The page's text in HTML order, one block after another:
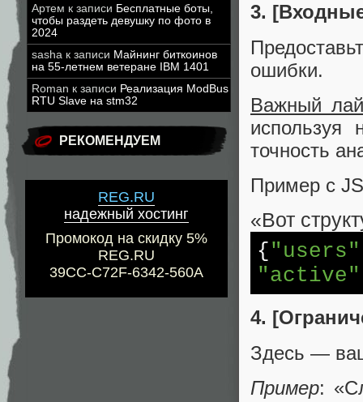
Артем к записи Бесплатные боты,
чтобы раздеть девушку по фото в
2024
sasha к записи Майнинг биткоинов
на 55-летнем ветеране IBM 1401
Roman к записи Реализация ModBus
RTU Slave на stm32
РЕКОМЕНДУЕМ
REG.RU
надежный хостинг
Промокод на скидку 5%
REG.RU
39CC-C72F-6342-560A
3.
ошибки.
Важный
используя
точность
Пример с
«Вот
{"users"
"active"
4.
Здесь —
Пример: